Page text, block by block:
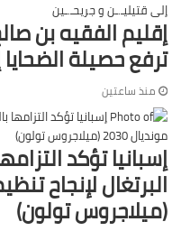
إقليم الفقيه بن
ترفع حصيلة الضحايا
منذ ساعتين
إسبانيا تؤكد
(ميلاجروس تولون)